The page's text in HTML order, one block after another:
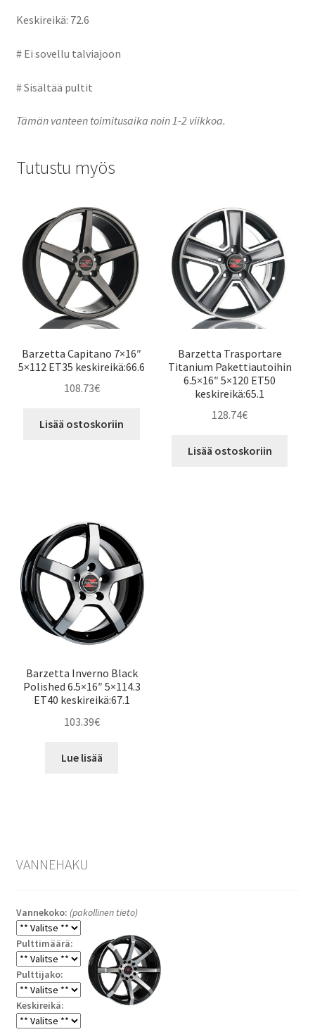
Keskireikä: 72.6
# Ei sovellu talviajoon
# Sisältää pultit
Tämän vanteen toimitusaika noin 1-2 viikkoa.
Tutustu myös
Barzetta Capitano 7×16″
5×112 ET35 keskireikä:66.6
108.73€
Lisää ostoskoriin
Barzetta Trasportare
Titanium Pakettiautoihin
6.5×16″ 5×120 ET50
keskireikä:65.1
128.74€
Lisää ostoskoriin
Barzetta Inverno Black
Polished 6.5×16″ 5×114.3
ET40 keskireikä:67.1
103.39€
Lue lisää
VANNEHAKU
Vannekoko: (pakollinen tieto)
Pulttimäärä:
Pulttijako:
Keskireikä: